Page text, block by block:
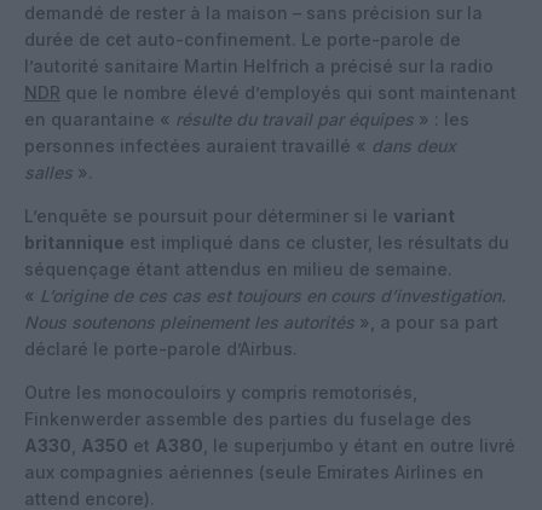
demandé de rester à la maison – sans précision sur la
durée de cet auto-confinement. Le porte-parole de
l’autorité sanitaire Martin Helfrich a précisé sur la radio
NDR que le nombre élevé d’employés qui sont maintenant
en quarantaine « résulte du travail par équipes » : les
personnes infectées auraient travaillé « dans deux
salles ».
L’enquête se poursuit pour déterminer si le variant
britannique est impliqué dans ce cluster, les résultats du
séquençage étant attendus en milieu de semaine.
« L’origine de ces cas est toujours en cours d’investigation.
Nous soutenons pleinement les autorités », a pour sa part
déclaré le porte-parole d’Airbus.
Outre les monocouloirs y compris remotorisés,
Finkenwerder assemble des parties du fuselage des
A330
A350 et A380 , le superjumbo y étant en outre livré
aux compagnies aériennes (seule Emirates Airlines en
attend encore).